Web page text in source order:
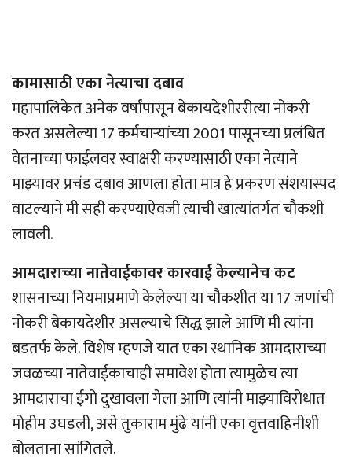
कामासाठी एका नेत्याचा दबाव
महापालिकेत अनेक वर्षांपासून बेकायदेशीररीत्या नोकरी
करत असलेल्या 17 कर्मचार्‍यांच्या 2001 पासूनच्या प्रलंबित
वेतनाच्या फाईलवर स्वाक्षरी करण्यासाठी एका नेत्याने
माझ्यावर प्रचंड दबाव आणला होता मात्र हे प्रकरण संशयास्पद
वाटल्याने मी सही करण्याऐवजी त्याची खात्यांतर्गत चौकशी
लावली.
आमदाराच्या नातेवाईकावर कारवाई केल्यानेच कट
शासनाच्या नियमाप्रमाणे केलेल्या या चौकशीत या 17 जणांची
नोकरी बेकायदेशीर असल्याचे सिद्ध झाले आणि मी त्यांना
बडतर्फ केले. विशेष म्हणजे यात एका स्थानिक आमदाराच्या
जवळच्या नातेवाईकाचाही समावेश होता त्यामुळेच त्या
आमदाराचा ईगो दुखावला गेला आणि त्यांनी माझ्याविरोधात
मोहीम उघडली, असे तुकाराम मुंढे यांनी एका वृत्तवाहिनीशी
बोलताना सांगितले.